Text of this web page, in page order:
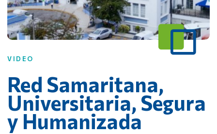
VIDEO
Red Samaritana,
Universitaria, Segura
y Humanizada